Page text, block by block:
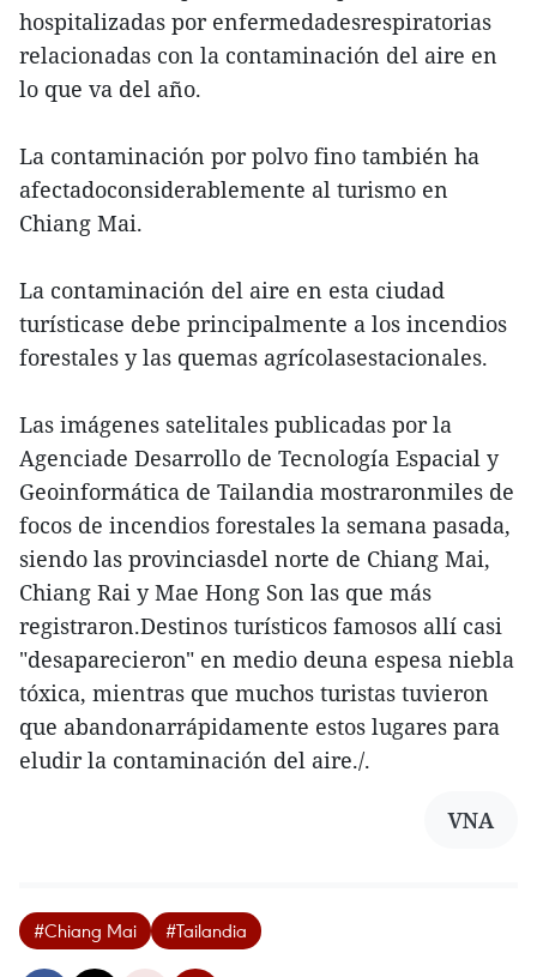
hospitalizadas por enfermedadesrespiratorias
relacionadas con la contaminación del aire en
lo que va del año.
La contaminación por polvo fino también ha
afectadoconsiderablemente al turismo en
Chiang Mai.
La contaminación del aire en esta ciudad
turísticase debe principalmente a los incendios
forestales y las quemas agrícolasestacionales.
Las imágenes satelitales publicadas por la
Agenciade Desarrollo de Tecnología Espacial y
Geoinformática de Tailandia mostraronmiles de
focos de incendios forestales la semana pasada,
siendo las provinciasdel norte de Chiang Mai,
Chiang Rai y Mae Hong Son las que más
registraron.Destinos turísticos famosos allí casi
"desaparecieron" en medio deuna espesa niebla
tóxica, mientras que muchos turistas tuvieron
que abandonarrápidamente estos lugares para
eludir la contaminación del aire./.
VNA
#Chiang Mai #Tailandia